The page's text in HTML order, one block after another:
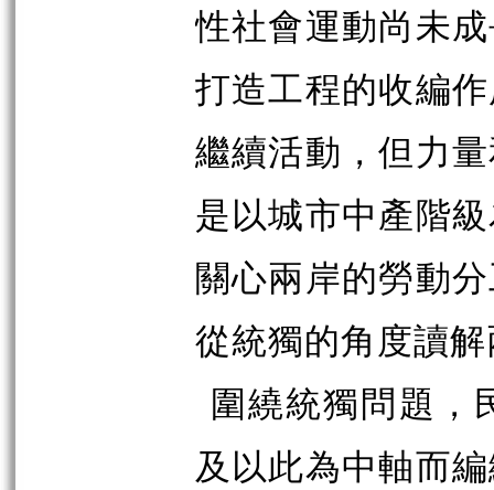
性社會運動尚未
打造工程的收編
繼續活動，但力
是以城市中產階
關心兩岸的勞動
從統獨的角度讀
圍繞統獨問題，
及以此為中軸而